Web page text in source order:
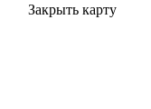
Закрыть карту